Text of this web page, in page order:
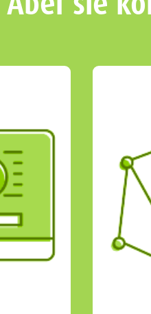
ein
findet
Lösung.